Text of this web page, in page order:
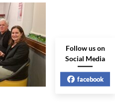
Follow us on
Social Media
facebook